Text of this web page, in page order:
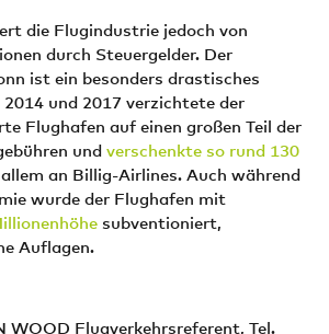
die Flugindustrie jedoch von
durch Steuergelder. Der
ist ein besonders drastisches
und 2017 verzichtete der
Flughafen auf einen großen Teil der
und verschenkte so rund 130
an Billig-Airlines. Auch während
wurde der Flughafen mit
subventioniert,
Auflagen.
WOOD Flugverkehrsreferent, Tel.